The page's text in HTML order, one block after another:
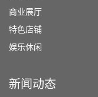
商业展厅
特色店铺
娱乐休闲
新闻动态